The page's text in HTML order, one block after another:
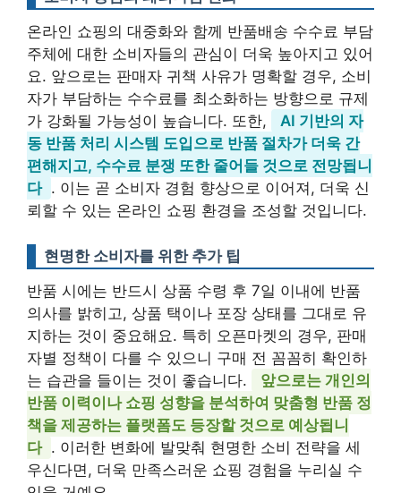
온라인 쇼핑의 대중화와 함께 반품배송 수수료 부담
주체에 대한 소비자들의 관심이 더욱 높아지고 있어
요. 앞으로는 판매자 귀책 사유가 명확할 경우, 소비
자가 부담하는 수수료를 최소화하는 방향으로 규제
가 강화될 가능성이 높습니다. 또한,
AI 기반의 자
동 반품 처리 시스템 도입으로 반품 절차가 더욱 간
편해지고, 수수료 분쟁 또한 줄어들 것으로 전망됩니
다 . 이는 곧 소비자 경험 향상으로 이어져, 더욱 신
뢰할 수 있는 온라인 쇼핑 환경을 조성할 것입니다.
현명한 소비자를 위한 추가 팁
반품 시에는 반드시 상품 수령 후 7일 이내에 반품
의사를 밝히고, 상품 택이나 포장 상태를 그대로 유
지하는 것이 중요해요. 특히 오픈마켓의 경우, 판매
자별 정책이 다를 수 있으니 구매 전 꼼꼼히 확인하
는 습관을 들이는 것이 좋습니다.
앞으로는 개인의
반품 이력이나 쇼핑 성향을 분석하여 맞춤형 반품 정
책을 제공하는 플랫폼도 등장할 것으로 예상됩니
다 . 이러한 변화에 발맞춰 현명한 소비 전략을 세
우신다면, 더욱 만족스러운 쇼핑 경험을 누리실 수